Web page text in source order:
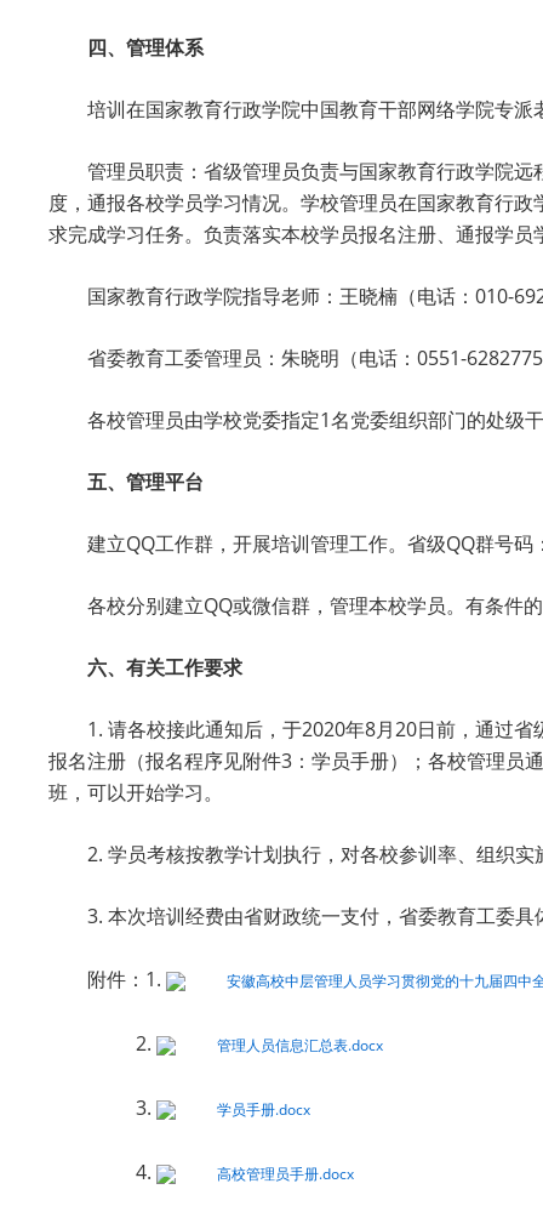
四、管理体系
培训在国家教育行政学院中国教育干部网络学院专
管理员职责：省级管理员负责与国家教育行政学院
度，通报各校学员学习情况。学校管理员在国家教育行
求完成学习任务。负责落实本校学员报名注册、通报学
国家教育行政学院指导老师：王晓楠（电话：010-
省委教育工委管理员：朱晓明（电话：0551-
各校管理员由学校党委指定1名党委组织部门的处级
五、管理平台
建立QQ工作群，开展培训管理工作。省级QQ群号
各校分别建立QQ或微信群，管理本校学员。有条件
六、有关工作要求
1. 请各校接此通知后，于2020年8月20日前，通过
报名注册（报名程序见附件3：学员手册）；各校管理员
班，可以开始学习。
2. 学员考核按教学计划执行，对各校参训率、组织
3. 本次培训经费由省财政统一支付，省委教育工委具
附件：1. 安徽高校中层管理人员学习贯彻党的十九届四中
2. 管理人员信息汇总表.docx
3. 学员手册.docx
4. 高校管理员手册.docx